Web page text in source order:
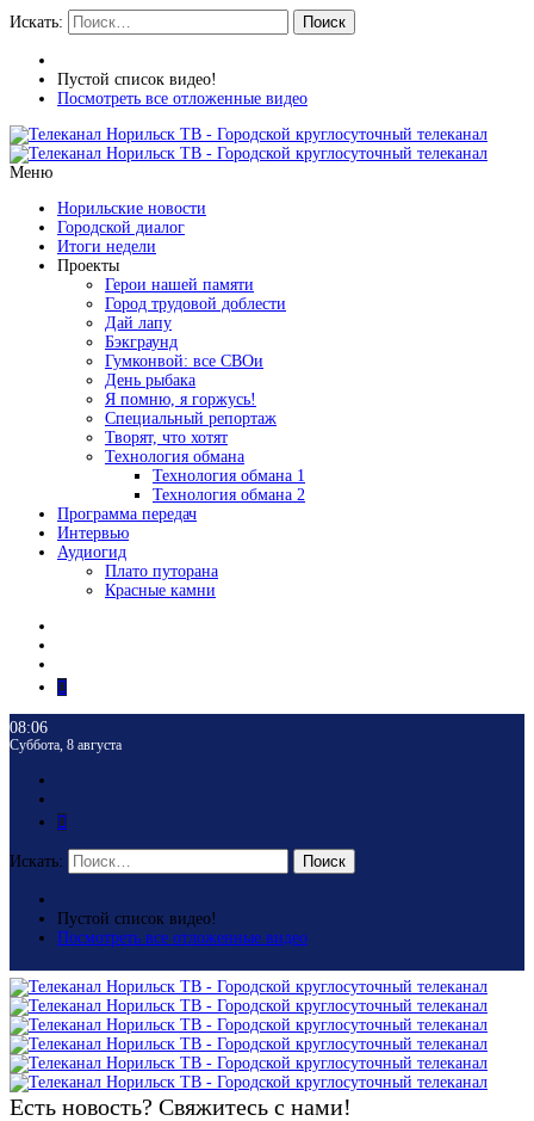
Искать: Поиск
Пустой список видео!
Посмотреть все отложенные видео
Меню
Норильские новости
Городской диалог
Итоги недели
Проекты
Герои нашей памяти
Город трудовой доблести
Дай лапу
Бэкграунд
Гумконвой: все СВОи
День рыбака
Я помню, я горжусь!
Специальный репортаж
Творят, что хотят
Технология обмана
Технология обмана 1
Технология обмана 2
Программа передач
Интервью
Аудиогид
Плато путорана
Красные камни
08:06
Суббота, 8 августа
Искать: Поиск
Пустой список видео!
Посмотреть все отложенные видео
Есть новость? Свяжитесь с нами!